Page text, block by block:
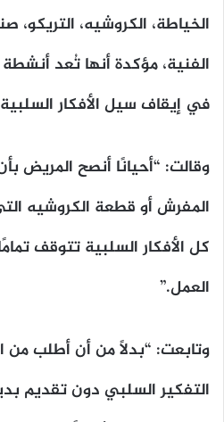
الخياطة، الكروشيه، التريكو،
الفنية، مؤكدة أنها تُعد أنشطة
في إيقاف سيل الأفكار السلبية
وقالت: “أحيانًا أنصح المريض
المفرش أو قطعة الكروشيه
كل الأفكار السلبية تتوقف
العمل.”
وتابعت: “بدلًا من أن أطلب
التفكير السلبي دون تقديم